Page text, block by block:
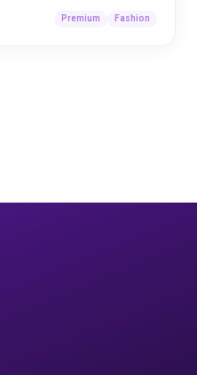
Fashion
Premium